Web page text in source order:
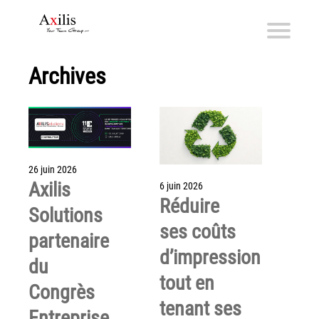
Axilis et ses engagements
Axilis s’engage
Dématérialisation du courrier sortant
Automatisation de factures fournisseurs
Numérisation des Notes de Frais
Sécurité et sauvegarde des données
Partage de fichiers et collaboration en mode sécurisé
Archives
26 juin 2026
Axilis
Solutions
partenaire
du
Congrès
6 juin 2026
Réduire
ses coûts
d’impression
tout en
tenant ses